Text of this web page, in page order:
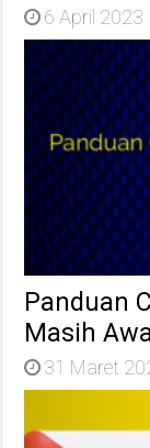
6 April 2023
Panduan
Masih
31 Maret